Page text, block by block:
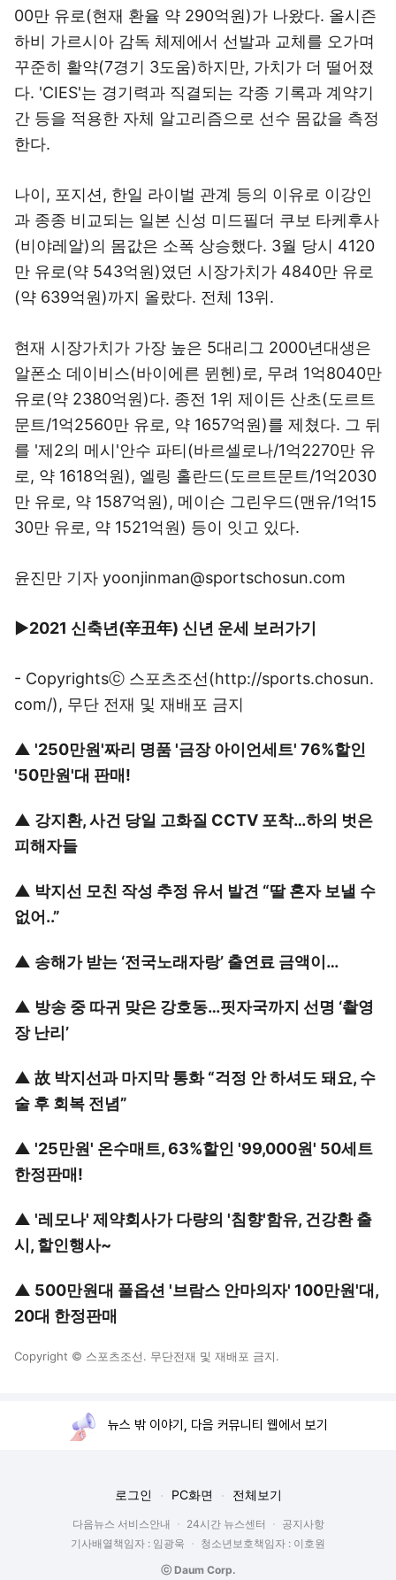
00만 유로(현재 환율 약 290억원)가 나왔다. 올시즌
하비 가르시아 감독 체제에서 선발과 교체를 오가며
꾸준히 활약(7경기 3도움)하지만, 가치가 더 떨어졌
다. 'CIES'는 경기력과 직결되는 각종 기록과 계약기
간 등을 적용한 자체 알고리즘으로 선수 몸값을 측정
한다.
나이, 포지션, 한일 라이벌 관계 등의 이유로 이강인
과 종종 비교되는 일본 신성 미드필더 쿠보 타케후사
(비야레알)의 몸값은 소폭 상승했다. 3월 당시 4120
만 유로(약 543억원)였던 시장가치가 4840만 유로
(약 639억원)까지 올랐다. 전체 13위.
현재 시장가치가 가장 높은 5대리그 2000년대생은
알폰소 데이비스(바이에른 뮌헨)로, 무려 1억8040만
유로(약 2380억원)다. 종전 1위 제이든 산초(도르트
문트/1억2560만 유로, 약 1657억원)를 제쳤다. 그 뒤
를 '제2의 메시'안수 파티(바르셀로나/1억2270만 유
로, 약 1618억원), 엘링 홀란드(도르트문트/1억2030
만 유로, 약 1587억원), 메이슨 그린우드(맨유/1억15
30만 유로, 약 1521억원) 등이 잇고 있다.
윤진만 기자 yoonjinman@sportschosun.com
▶2021 신축년(辛丑年) 신년 운세 보러가기
- Copyrightsⓒ 스포츠조선(http://sports.chosun.
com/), 무단 전재 및 재배포 금지
▲ '250만원'짜리 명품 '금장 아이언세트' 76%할인
'50만원'대 판매!
▲ 강지환, 사건 당일 고화질 CCTV 포착…하의 벗은
피해자들
▲ 박지선 모친 작성 추정 유서 발견 “딸 혼자 보낼 수
없어..”
▲ 송해가 받는 ‘전국노래자랑’ 출연료 금액이…
▲ 방송 중 따귀 맞은 강호동…핏자국까지 선명 ‘촬영
장 난리’
▲ 故 박지선과 마지막 통화 “걱정 안 하셔도 돼요, 수
술 후 회복 전념”
▲ '25만원' 온수매트, 63%할인 '99,000원' 50세트
한정판매!
▲ '레모나' 제약회사가 다량의 '침향'함유, 건강환 출
시, 할인행사~
▲ 500만원대 풀옵션 '브람스 안마의자' 100만원'대,
20대 한정판매
Copyright © 스포츠조선. 무단전재 및 재배포 금지.
뉴스 밖 이야기, 다음 커뮤니티 웹에서 보기
로그인 PC화면 전체보기
다음뉴스 서비스안내 24시간 뉴스센터
공지사항
기사배열책임자 : 임광욱
청소년보호책임자 : 이호원
ⓒ Daum Corp.